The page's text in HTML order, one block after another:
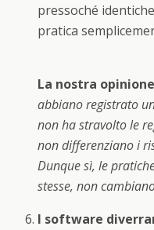
pressoché
pratica
La nostra
abbiano registrato
non ha stravolto le
non differenziano i
Dunque sì, le
stesse, non
I software